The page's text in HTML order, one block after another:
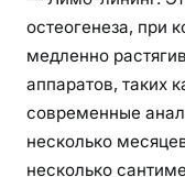
остеогенеза, при
медленно
аппаратов, таких
современные
несколько
несколько